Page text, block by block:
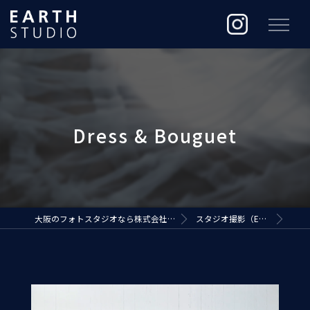
大阪のフォトスタジオなら株式会社ジ・アースプロダクション スタジオ撮影（EARTH STUDIO）